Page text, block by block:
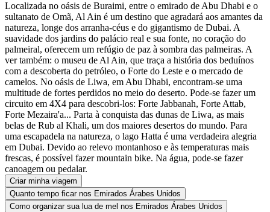
Localizada no oásis de Buraimi, entre o emirado de Abu Dhabi e o
sultanato de Omã, Al Ain é um destino que agradará aos amantes da
natureza, longe dos arranha-céus e do gigantismo de Dubai. A
suavidade dos jardins do palácio real e sua fonte, no coração do
palmeiral, oferecem um refúgio de paz à sombra das palmeiras. A
ver também: o museu de Al Ain, que traça a história dos beduínos
com a descoberta do petróleo, o Forte do Leste e o mercado de
camelos. No oásis de Liwa, em Abu Dhabi, encontram-se uma
multitude de fortes perdidos no meio do deserto. Pode-se fazer um
circuito em 4X4 para descobri-los: Forte Jabbanah, Forte Attab,
Forte Mezaira'a... Parta à conquista das dunas de Liwa, as mais
belas de Rub al Khali, um dos maiores desertos do mundo. Para
uma escapadela na natureza, o lago Hatta é uma verdadeira alegria
em Dubai. Devido ao relevo montanhoso e às temperaturas mais
frescas, é possível fazer mountain bike. Na água, pode-se fazer
canoagem ou pedalar.
Criar minha viagem
Quanto tempo ficar nos Emirados Árabes Unidos
Como organizar sua lua de mel nos Emirados Árabes Unidos